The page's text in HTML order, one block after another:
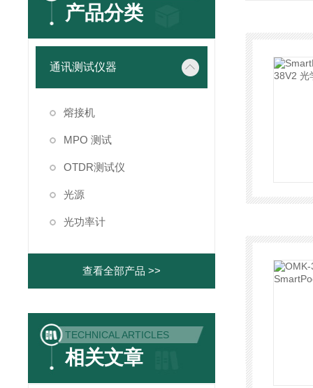
产品分类
通讯测试仪器
熔接机
MPO 测试
OTDR测试仪
光源
光功率计
查看全部产品 >>
TECHNICAL ARTICLES
相关文章